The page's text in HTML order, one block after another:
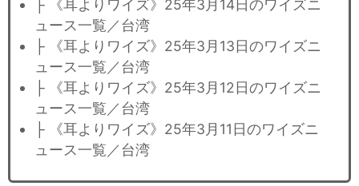
├ 《耳よりワイズ》25年3月14日のワイズニ
ュース一覧／台湾
├ 《耳よりワイズ》25年3月13日のワイズニ
ュース一覧／台湾
├ 《耳よりワイズ》25年3月12日のワイズニ
ュース一覧／台湾
├ 《耳よりワイズ》25年3月11日のワイズニ
ュース一覧／台湾